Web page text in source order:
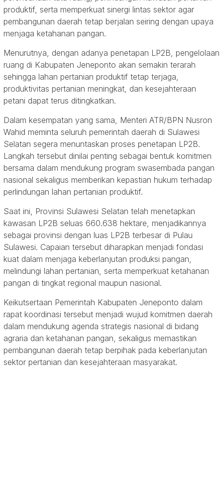
produktif, serta memperkuat sinergi lintas sektor agar
pembangunan daerah tetap berjalan seiring dengan upaya
menjaga ketahanan pangan.
Menurutnya, dengan adanya penetapan LP2B, pengelolaan
ruang di Kabupaten Jeneponto akan semakin terarah
sehingga lahan pertanian produktif tetap terjaga,
produktivitas pertanian meningkat, dan kesejahteraan
petani dapat terus ditingkatkan.
Dalam kesempatan yang sama, Menteri ATR/BPN Nusron
Wahid meminta seluruh pemerintah daerah di Sulawesi
Selatan segera menuntaskan proses penetapan LP2B.
Langkah tersebut dinilai penting sebagai bentuk komitmen
bersama dalam mendukung program swasembada pangan
nasional sekaligus memberikan kepastian hukum terhadap
perlindungan lahan pertanian produktif.
Saat ini, Provinsi Sulawesi Selatan telah menetapkan
kawasan LP2B seluas 660.638 hektare, menjadikannya
sebagai provinsi dengan luas LP2B terbesar di Pulau
Sulawesi. Capaian tersebut diharapkan menjadi fondasi
kuat dalam menjaga keberlanjutan produksi pangan,
melindungi lahan pertanian, serta memperkuat ketahanan
pangan di tingkat regional maupun nasional.
Keikutsertaan Pemerintah Kabupaten Jeneponto dalam
rapat koordinasi tersebut menjadi wujud komitmen daerah
dalam mendukung agenda strategis nasional di bidang
agraria dan ketahanan pangan, sekaligus memastikan
pembangunan daerah tetap berpihak pada keberlanjutan
sektor pertanian dan kesejahteraan masyarakat.